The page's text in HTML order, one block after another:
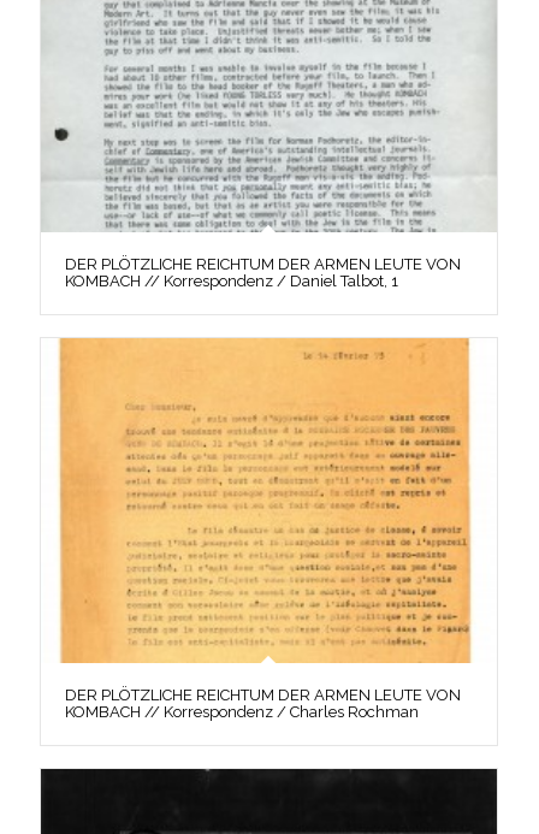
DER PLÖTZLICHE REICHTUM DER ARMEN LEUTE VON
KOMBACH // Korrespondenz / Daniel Talbot, 1
DER PLÖTZLICHE REICHTUM DER ARMEN LEUTE VON
KOMBACH // Korrespondenz / Charles Rochman